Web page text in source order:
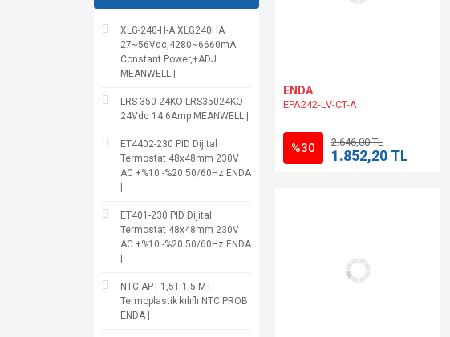
XLG-240-H-A XLG240HA
27~56Vdc,4280~6660mA
Constant Power,+ADJ.
MEANWELL |
LRS-350-24KO LRS35024KO
24Vdc 14.6Amp MEANWELL |
ET4402-230 PID Dijital
Termostat 48x48mm 230V
AC +%10 -%20 50/60Hz ENDA
ET401-230 PID Dijital
Termostat 48x48mm 230V
AC +%10 -%20 50/60Hz ENDA
NTC-APT-1,5T 1,5 MT
Termoplastik kılıflı NTC PROB
ENDA |
ENDA
EPA242-LV-CT-A
%30 2.646,00 TL
1.852,20 TL